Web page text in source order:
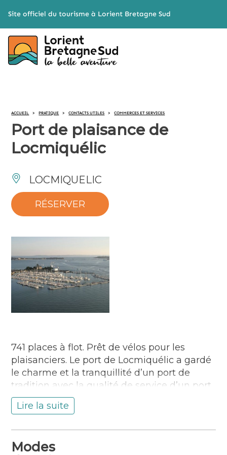
Site officiel du tourisme à Lorient Bretagne Sud
ACCUEIL > PRATIQUE > CONTACTS UTILES > COMMERCES ET SERVICES
Port de plaisance de
Locmiquélic
LOCMIQUELIC
RÉSERVER
741 places à flot. Prêt de vélos pour les
plaisanciers. Le port de Locmiquélic a gardé
le charme et la tranquillité d’un port de
tradition avec la qualité de service d’un port
d’aujourd’hui.
A mi-distance entre le centre-ville de Lorient
pour découvrir la baie, les iles et l’histoire de
Lire la suite
Modes